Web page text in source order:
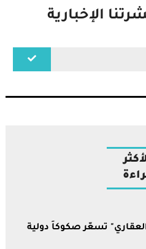
الإخبارية
تسعّر صكوكاً دولية